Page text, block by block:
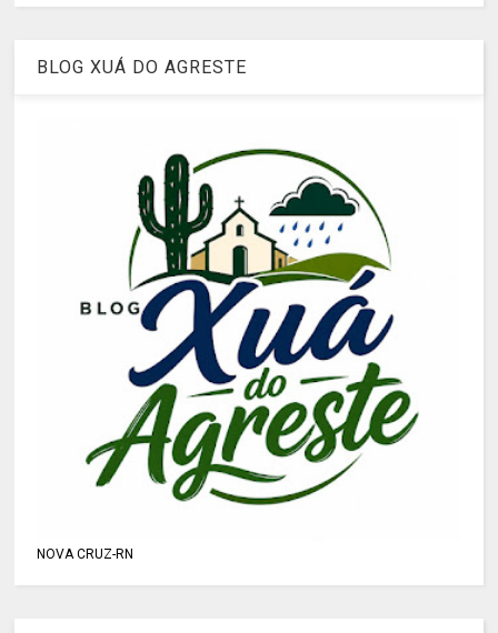
BLOG XUÁ DO AGRESTE
NOVA CRUZ-RN